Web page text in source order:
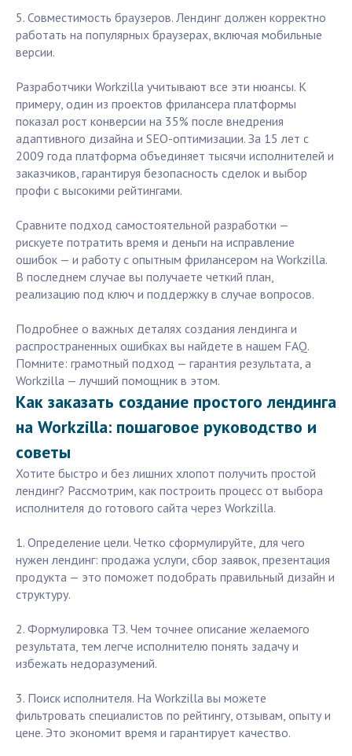
5. Совместимость браузеров. Лендинг должен корректно
работать на популярных браузерах, включая мобильные
версии.
Разработчики Workzilla учитывают все эти нюансы. К
примеру, один из проектов фрилансера платформы
показал рост конверсии на 35% после внедрения
адаптивного дизайна и SEO-оптимизации. За 15 лет с
2009 года платформа объединяет тысячи исполнителей и
заказчиков, гарантируя безопасность сделок и выбор
профи с высокими рейтингами.
Сравните подход самостоятельной разработки —
рискуете потратить время и деньги на исправление
ошибок — и работу с опытным фрилансером на Workzilla.
В последнем случае вы получаете четкий план,
реализацию под ключ и поддержку в случае вопросов.
Подробнее о важных деталях создания лендинга и
распространенных ошибках вы найдете в нашем FAQ.
Помните: грамотный подход — гарантия результата, а
Workzilla — лучший помощник в этом.
Как заказать создание простого лендинга
на Workzilla: пошаговое руководство и
советы
Хотите быстро и без лишних хлопот получить простой
лендинг? Рассмотрим, как построить процесс от выбора
исполнителя до готового сайта через Workzilla.
1. Определение цели. Четко сформулируйте, для чего
нужен лендинг: продажа услуги, сбор заявок, презентация
продукта — это поможет подобрать правильный дизайн и
структуру.
2. Формулировка ТЗ. Чем точнее описание желаемого
результата, тем легче исполнителю понять задачу и
избежать недоразумений.
3. Поиск исполнителя. На Workzilla вы можете
фильтровать специалистов по рейтингу, отзывам, опыту и
цене. Это экономит время и гарантирует качество.